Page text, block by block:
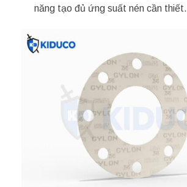
năng tạo đủ ứng suất nén cần thiết.